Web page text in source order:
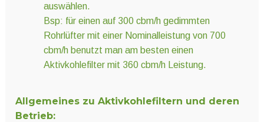
auswählen.
Bsp: für einen auf 300 cbm/h gedimmten
Rohrlüfter mit einer Nominalleistung von 700
cbm/h benutzt man am besten einen
Aktivkohlefilter mit 360 cbm/h Leistung.
Allgemeines zu Aktivkohlefiltern und deren
Betrieb: